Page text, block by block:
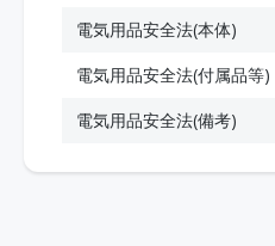
電気用品安全法(本体)
電気用品安全法(付属品等)
電気用品安全法(備考)